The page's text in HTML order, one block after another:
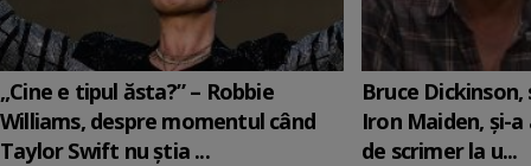
„Cine e tipul ăsta?” – Robbie
Williams, despre momentul când
Taylor Swift nu știa ...
Bruce
Iron Maiden, şi-
de scrimer la u...